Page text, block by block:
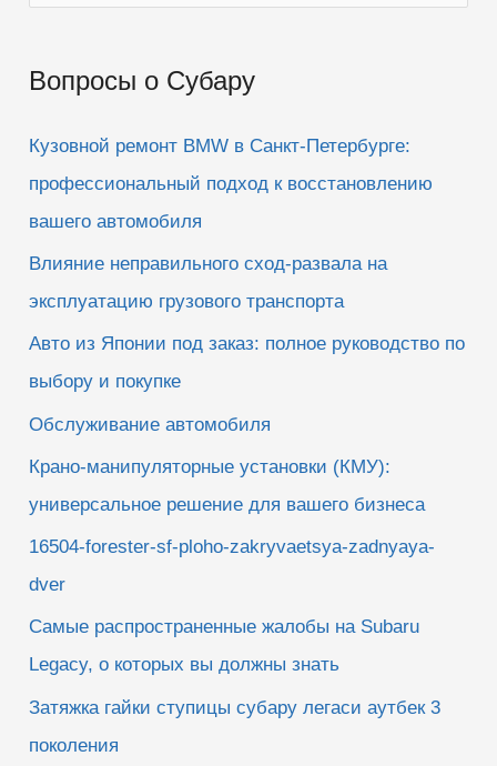
о
с
Вопросы о Субару
Кузовной ремонт BMW в Санкт-Петербурге:
профессиональный подход к восстановлению
вашего автомобиля
Влияние неправильного сход-развала на
эксплуатацию грузового транспорта
Авто из Японии под заказ: полное руководство по
выбору и покупке
Обслуживание автомобиля
Крано-манипуляторные установки (КМУ):
универсальное решение для вашего бизнеса
16504-forester-sf-ploho-zakryvaetsya-zadnyaya-
dver
Самые распространенные жалобы на Subaru
Legacy, о которых вы должны знать
Затяжка гайки ступицы субару легаси аутбек 3
поколения